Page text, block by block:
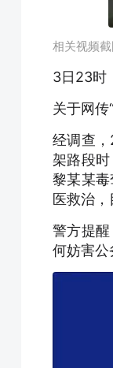
相关视频
3日23时
关于网
经调查
架路段
黎某某
医救治，
警方提
何妨害公